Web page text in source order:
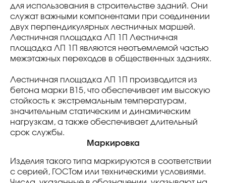
для использования в строительстве зданий. Они
служат важными компонентами при соединении
двух перпендикулярных лестничных маршей.
Лестничная площадка ЛП 1П Лестничная
площадка ЛП 1П являются неотъемлемой частью
межэтажных переходов в общественных зданиях.
Лестничная площадка ЛП 1П производится из
бетона марки В15, что обеспечивает им высокую
стойкость к экстремальным температурам,
значительным статическим и динамическим
нагрузкам, а также обеспечивает длительный
срок службы.
Маркировка
Изделия такого типа маркируются в соответствии
с серией, ГОСТом или техническими условиями.